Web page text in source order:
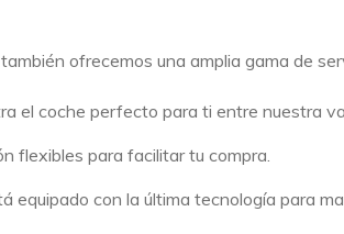
ofrecemos una amplia gama de
el coche perfecto para ti entre nuestra
flexibles para facilitar tu compra.
equipado con la última tecnología para